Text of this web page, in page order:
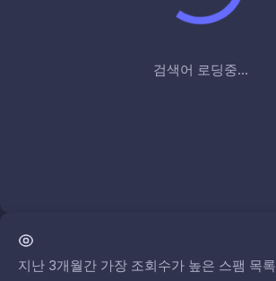
검색어 로딩중...
지난 3개월간 가장 조회수가 높은 스팸 목록